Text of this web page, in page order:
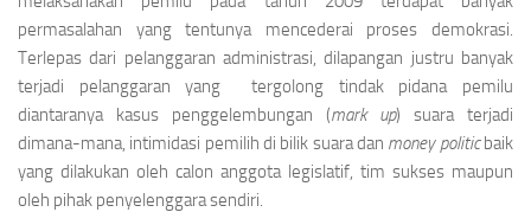
permasalahan yang tentunya mencederai proses demokrasi.
Terlepas dari pelanggaran administrasi, dilapangan justru banyak
terjadi pelanggaran yang tergolong tindak pidana pemilu
diantaranya kasus penggelembungan (mark up) suara terjadi
dimana-mana, intimidasi pemilih di bilik suara dan money politicbaik
yang dilakukan oleh calon anggota legislatif, tim sukses maupun
oleh pihak penyelenggara sendiri.